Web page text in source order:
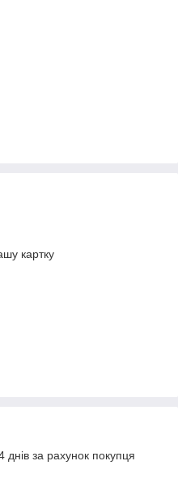
картку
за рахунок покупця